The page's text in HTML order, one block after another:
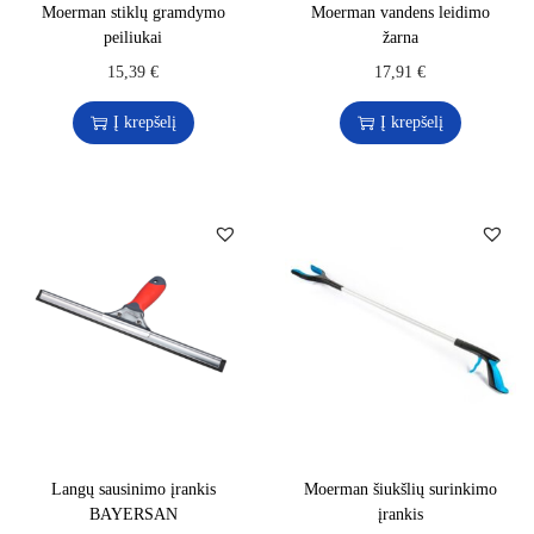
Moerman stiklų gramdymo
peiliukai
15,39€
Į krepšelį
Moerman vandens leidimo
žarna
17,91€
Į krepšelį
Langų sausinimo įrankis
BAYERSAN
Moerman šiukšlių surinkimo
įrankis